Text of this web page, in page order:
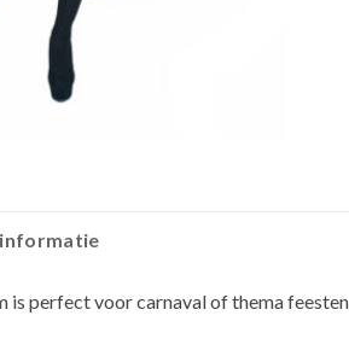
is perfect voor carnaval of thema